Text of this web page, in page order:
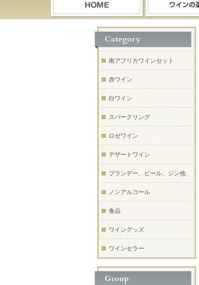
南アフリカワインセット
赤ワイン
白ワイン
スパークリング
ロゼワイン
デザートワイン
ブランデー、ビール、ジン他
ノンアルコール
食品
ワイングッズ
ワインセラー